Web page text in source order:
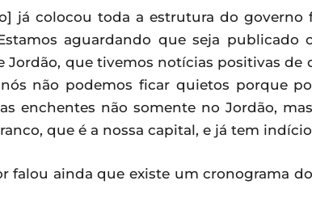
já colocou toda a estrutura do governo
aguardando que seja publicado
Jordão, que tivemos notícias positivas de
nós não podemos ficar quietos porque
enchentes não somente no Jordão,
que é a nossa capital, e já tem
falou ainda que existe um cronograma